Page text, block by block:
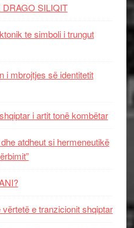
SILIQIT
te simboli i trungut
i mbrojtjes së identitetit
i artit tonë kombëtar
atdheut si hermeneutikë
e tranzicionit shqiptar